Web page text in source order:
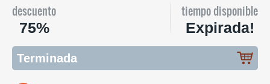
descuento
75%
tiempo disponible
Expirada!
Terminada